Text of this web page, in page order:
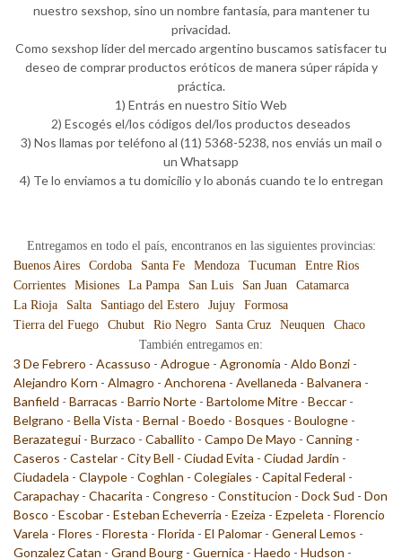
nuestro sexshop, sino un nombre fantasía, para mantener tu
privacidad.
Como sexshop líder del mercado argentino buscamos satisfacer tu
deseo de comprar productos eróticos de manera súper rápida y
práctica.
1) Entrás en nuestro Sitio Web
2) Escogés el/los códigos del/los productos deseados
3) Nos llamas por teléfono al (11) 5368-5238, nos enviás un mail o
un Whatsapp
4) Te lo enviamos a tu domicilio y lo abonás cuando te lo entregan
Entregamos en todo el país, encontranos en las siguientes provincias:
Buenos Aires
Cordoba Santa Fe Mendoza Tucuman
Entre Rios
Corrientes
Misiones La Pampa San Luis San Juan
Catamarca
La Rioja
Salta Santiago del Estero Jujuy
Formosa
Tierra del Fuego
Chubut Rio Negro Santa Cruz Neuquen
Chaco
También entregamos en:
3 De Febrero - Acassuso - Adrogue - Agronomia - Aldo Bonzi -
Alejandro Korn - Almagro - Anchorena - Avellaneda - Balvanera -
Banfield - Barracas - Barrio Norte - Bartolome Mitre - Beccar -
Belgrano - Bella Vista - Bernal - Boedo - Bosques - Boulogne -
Berazategui - Burzaco - Caballito - Campo De Mayo - Canning -
Caseros - Castelar - City Bell - Ciudad Evita - Ciudad Jardin -
Ciudadela - Claypole - Coghlan - Colegiales - Capital Federal -
Carapachay - Chacarita - Congreso - Constitucion - Dock Sud - Don
Bosco - Escobar - Esteban Echeverria - Ezeiza - Ezpeleta - Florencio
Varela - Flores - Floresta - Florida - El Palomar - General Lemos -
Gonzalez Catan - Grand Bourg - Guernica - Haedo - Hudson -